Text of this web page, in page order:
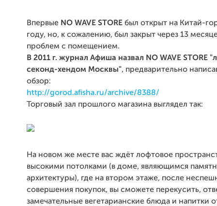
Впервые NO WAVE STORE был открыт на Китай-
году, но, к сожалению, был закрыт через 13
проблем с помещением.
В 2011 г. журнал Афиша назвал NO WAVE STORE
секонд-хендом Москвы", предварительно
обзор:
http://gorod.afisha.ru/archive/8388/
Торговый зал прошлого магазина выглядел так:
На новом же месте вас ждёт лофтовое
высокими потолками (в доме, являющимся
архитектуры), где на втором этаже, после
совершения покупок, вы сможете перекусить,
замечательные вегетарианские блюда и напитки